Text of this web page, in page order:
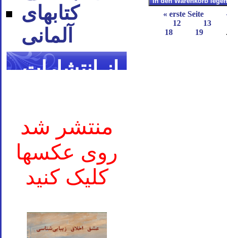
کتاب‪های
آلمانی
از انتشارات
منتشر شد
روی عکسها
کلیک کنید
« erste Seite
12
13
18
19